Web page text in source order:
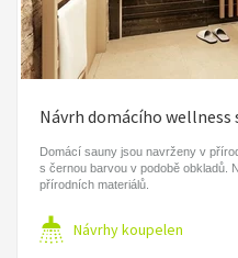
Návrh domácího wellness
Domácí sauny jsou navrženy v
s černou barvou v podobě obkladů.
přírodních materiálů.
Návrhy koupelen